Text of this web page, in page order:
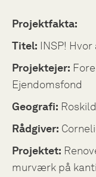
Projektfakta:
Titel: INSP!
Projektejer:
Ejendomsfond
Geografi:
Rådgiver:
Projektet:
murværk på